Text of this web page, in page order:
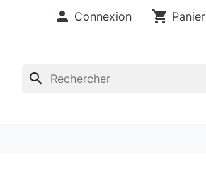
 Connexion shopping_cart Panier
search